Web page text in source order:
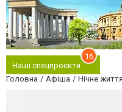
Наші спецпроєкти
16
Головна Афіша Нічне життя